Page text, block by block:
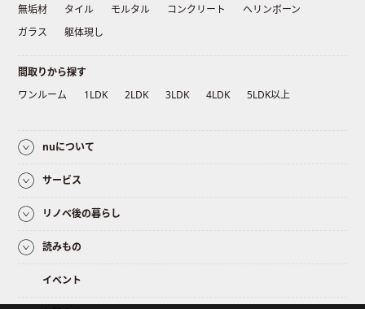
無垢材
タイル モルタル コンクリート
ヘリンボーン
ガラス
躯体現し
間取りから探す
ワンルーム
1LDK 2LDK 3LDK 4LDK 5LDK以上
nuについて
サービス
リノベ後の暮らし
読みもの
イベント